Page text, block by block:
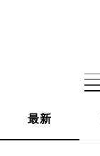
最新